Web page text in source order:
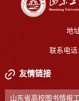
地
联系电话
友情链接
山东省高校图书情报